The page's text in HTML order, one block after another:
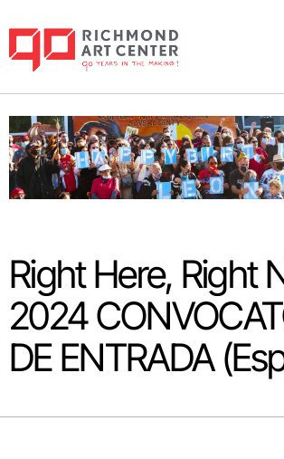
Right Here, Right
2024
DE ENTRADA